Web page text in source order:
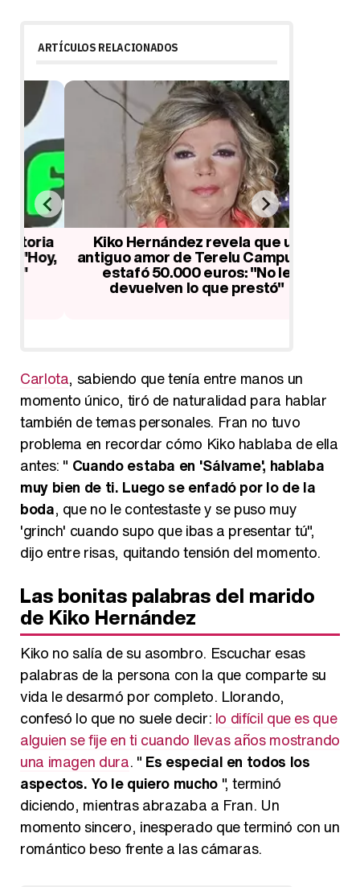
ARTÍCULOS RELACIONADOS
Kiko Hernández revela que un
antiguo amor de Terelu Campus le
estafó 50.000 euros: "No le
devuelven lo que prestó"
Carlota, sabiendo que tenía entre manos un
momento único, tiró de naturalidad para hablar
también de temas personales. Fran no tuvo
problema en recordar cómo Kiko hablaba de ella
antes: " Cuando estaba en 'Sálvame', hablaba
muy bien de ti. Luego se enfadó por lo de la
boda, que no le contestaste y se puso muy
'grinch' cuando supo que ibas a presentar tú",
dijo entre risas, quitando tensión del momento.
Las bonitas palabras del marido
de Kiko Hernández
Kiko no salía de su asombro. Escuchar esas
palabras de la persona con la que comparte su
vida le desarmó por completo. Llorando,
confesó lo que no suele decir: lo difícil que es que
alguien se fije en ti cuando llevas años mostrando
una imagen dura. " Es especial en todos los
aspectos. Yo le quiero mucho", terminó
diciendo, mientras abrazaba a Fran. Un
momento sincero, inesperado que terminó con un
romántico beso frente a las cámaras.